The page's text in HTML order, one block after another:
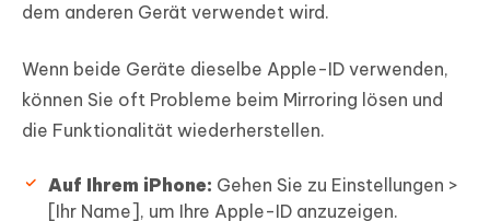
dem anderen Gerät verwendet wird.
Wenn beide Geräte dieselbe Apple-ID verwenden,
können Sie oft Probleme beim Mirroring lösen und
die Funktionalität wiederherstellen.
Auf Ihrem iPhone: Gehen Sie zu Einstellungen >
[Ihr Name], um Ihre Apple-ID anzuzeigen.